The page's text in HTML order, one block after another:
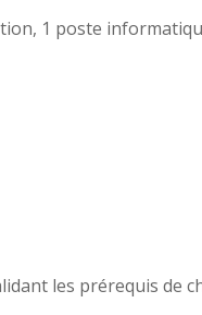
1 poste
les prérequis de